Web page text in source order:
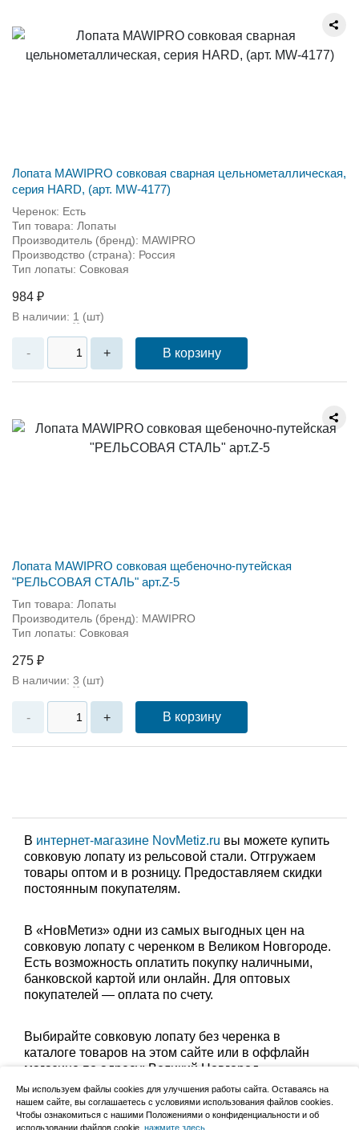
Лопата MAWIPRO совковая сварная цельнометаллическая,
серия HARD, (арт. MW-4177)
Черенок: Есть
Тип товара: Лопаты
Производитель (бренд): MAWIPRO
Производство (страна): Россия
Тип лопаты: Совковая
984 ₽
В наличии: 1 (шт)
- + В корзину
Лопата MAWIPRO совковая щебеночно-путейская
"РЕЛЬСОВАЯ СТАЛЬ" арт.Z-5
Тип товара: Лопаты
Производитель (бренд): MAWIPRO
Тип лопаты: Совковая
275 ₽
В наличии: 3 (шт)
- + В корзину
В интернет-магазине NovMetiz.ru вы можете купить
совковую лопату из рельсовой стали. Отгружаем
товары оптом и в розницу. Предоставляем скидки
постоянным покупателям.
В «НовМетиз» одни из самых выгодных цен на
совковую лопату с черенком в Великом Новгороде.
Есть возможность оплатить покупку наличными,
банковской картой или онлайн. Для оптовых
покупателей — оплата по счету.
Выбирайте совковую лопату без черенка в
каталоге товаров на этом сайте или в оффлайн
магазине по адресу: Великий Новгород,
Сырковское шоссе, 8а (по будням с 9:00 до 17:00, в
субботу с 9:00 до 13:00). Забрать заказ можно
лично в пункте выдачи или оформить доставку до
Мы используем файлы cookies для улучшения работы сайта. Оставаясь на
нашем сайте, вы соглашаетесь с условиями использования файлов cookies.
Чтобы ознакомиться с нашими Положениями о конфиденциальности и об
использовании файлов cookie, нажмите здесь